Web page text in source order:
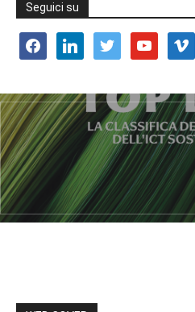
Seguici su
facebooklinkedin twitter youtube vimeo